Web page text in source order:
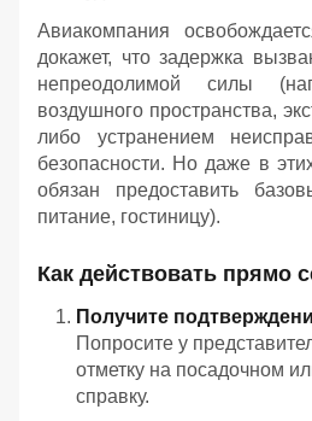
Авиакомпания
докажет, что задержка
непреодолимой силы
воздушного пространства,
либо устранением
безопасности. Но даже в
обязан предоставить
питание, гостиницу).
Как действовать прямо
Получите
Попросите у
отметку на посадочном
справку.